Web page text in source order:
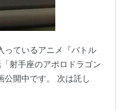
・エリオット
寿也（メ〜テレ）、尾
っているアニメ『バトル
射手座のアポロドラゴン
公開中です。 次は託し